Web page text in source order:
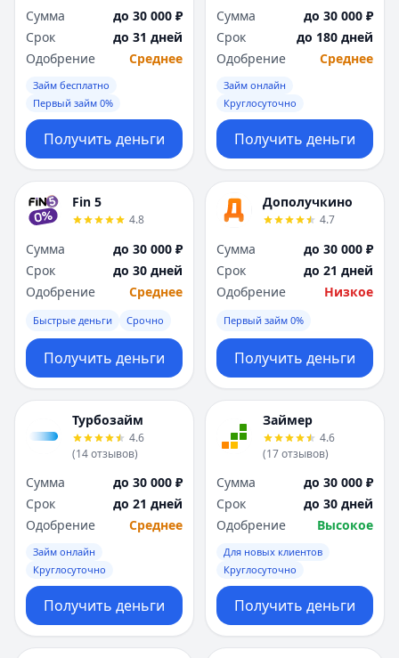
Ярославль
Вся Россия
Ярославль
Вся Россия
Сумма
до 30 000 ₽
Срок
до 31 дней
Одобрение
Среднее
Займ бесплатно
Первый займ 0%
Получить деньги
Сумма
до 30 000 ₽
Срок
до 180 дней
Одобрение
Среднее
Займ онлайн
Круглосуточно
Получить деньги
Fin 5
4.8
Сумма
до 30 000 ₽
Срок
до 30 дней
Одобрение
Среднее
Быстрые деньги Срочно
Получить деньги
Дополучкино
4.7
Сумма
до 30 000 ₽
Срок
до 21 дней
Одобрение
Низкое
Первый займ 0%
Получить деньги
Турбозайм
4.6
(14отзывов)
Сумма
до 30 000 ₽
Срок
до 21 дней
Одобрение
Среднее
Займ онлайн
Круглосуточно
Получить деньги
Займер
4.6
(17отзывов)
Сумма
до 30 000 ₽
Срок
до 30 дней
Одобрение
Высокое
Для новых клиентов
Круглосуточно
Получить деньги